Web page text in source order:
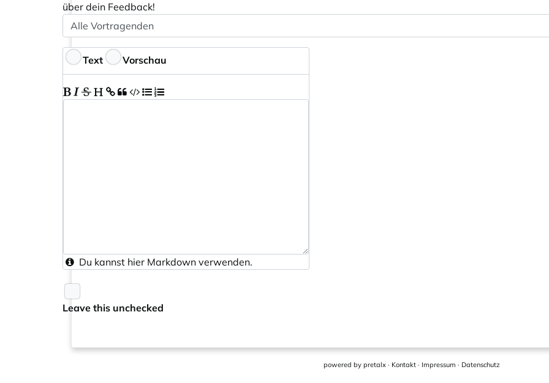
über dein Feedback!
Speaker
Optional
Feedback
Text Vorschau
Du kannst hier Markdown verwenden.
Leave this unchecked
powered by pretalx · Kontakt · Impressum · Datenschutz